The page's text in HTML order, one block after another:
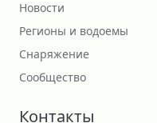
Новости
Регионы и водоемы
Снаряжение
Сообщество
Контакты